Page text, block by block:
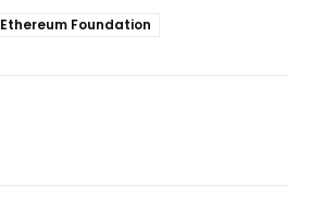
Ethereum Foundation